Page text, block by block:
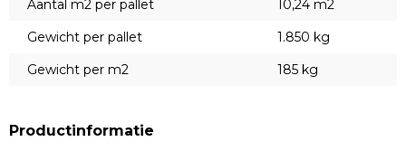
Aantal m2 per pallet
10,24 m2
Gewicht per pallet
1.850 kg
Gewicht per m2
185 kg
Productinformatie